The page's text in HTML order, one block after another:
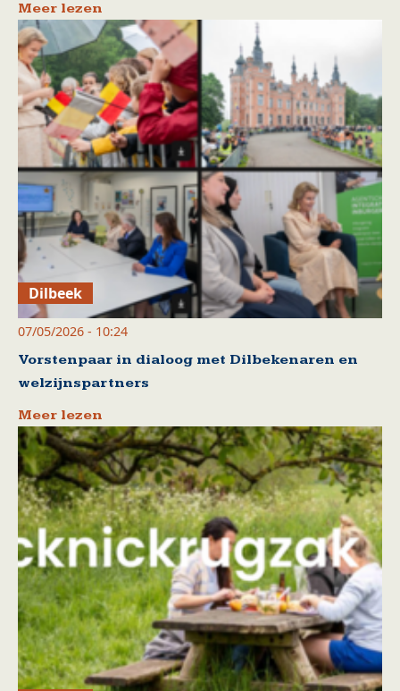
Meer lezen
Dilbeek
07/05/2026 - 10:24
Vorstenpaar in dialoog met Dilbekenaren en
welzijnspartners
Meer lezen